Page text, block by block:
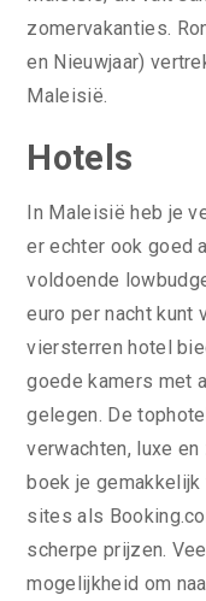
zomervakanties.
en Nieuwjaar)
Maleisië.
Hotels
In Maleisië heb je
er echter ook goed
voldoende
euro per nacht kunt
viersterren hotel
goede kamers met
gelegen. De
verwachten, luxe
boek je
sites als
scherpe prijzen.
mogelijkheid om